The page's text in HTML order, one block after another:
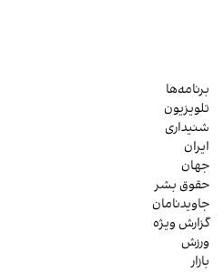
برنامه‌ها
تلویزیون
شنیداری
ایران
جهان
حقوق بشر
جاویدنامان
گزارش ویژه
ورزش
بازار